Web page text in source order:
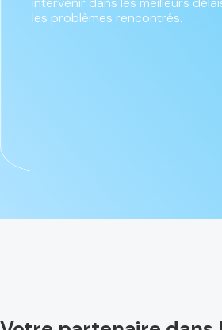
les problèmes rencontrés.